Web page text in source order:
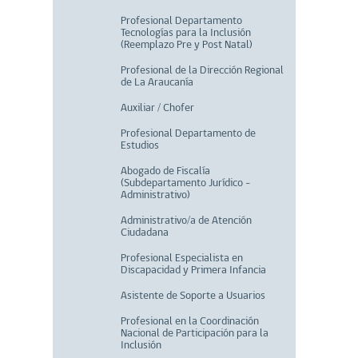
Profesional Departamento
Tecnologías para la Inclusión
(Reemplazo Pre y Post Natal)
Profesional de la Dirección Regional
de La Araucanía
Auxiliar / Chofer
Profesional Departamento de
Estudios
Abogado de Fiscalía
(Subdepartamento Jurídico -
Administrativo)
Administrativo/a de Atención
Ciudadana
Profesional Especialista en
Discapacidad y Primera Infancia
Asistente de Soporte a Usuarios
Profesional en la Coordinación
Nacional de Participación para la
Inclusión